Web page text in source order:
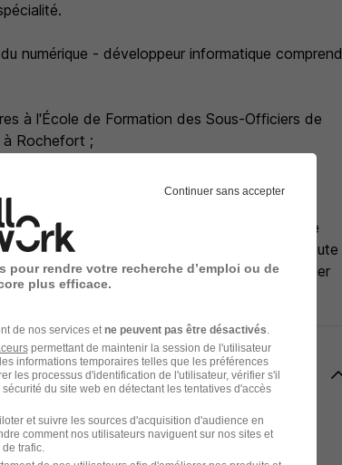
numérique - développeur informatique comprend
à l'École de Formation des Sous-Officiers de
à Rochefort ;
à Rennes.
vous êtes pleinement intégré aux effectifs de
de votre salaire en totalité pendant toute
requises pour commencer votre métier
informatique.
Continuer sans accepter
rendre votre recherche d’emploi ou de
plus efficace.
de nos services et ne peuvent pas être désactivés
permettant de maintenir la session de l'utilisateur
informations temporaires telles que les préférences
les processus d'identification de l'utilisateur, vérifier s'il
du site web en détectant les tentatives d'accès
et suivre les sources d'acquisition d'audience en
comment nos utilisateurs naviguent sur nos sites et
trafic.